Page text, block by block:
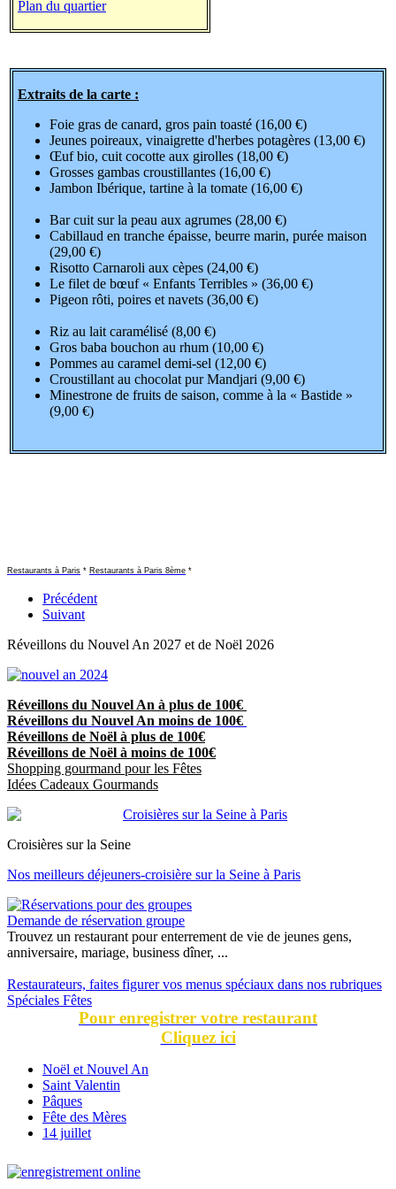
Plan du quartier
Extraits de la carte :
Foie gras de canard, gros pain toasté (16,00 €)
Jeunes poireaux, vinaigrette d'herbes potagères (13,00 €)
Œuf bio, cuit cocotte aux girolles (18,00 €)
Grosses gambas croustillantes (16,00 €)
Jambon Ibérique, tartine à la tomate (16,00 €)
Bar cuit sur la peau aux agrumes (28,00 €)
Cabillaud en tranche épaisse, beurre marin, purée maison
(29,00 €)
Risotto Carnaroli aux cèpes (24,00 €)
Le filet de bœuf « Enfants Terribles » (36,00 €)
Pigeon rôti, poires et navets (36,00 €)
Riz au lait caramélisé (8,00 €)
Gros baba bouchon au rhum (10,00 €)
Pommes au caramel demi-sel (12,00 €)
Croustillant au chocolat pur Mandjari (9,00 €)
Minestrone de fruits de saison, comme à la « Bastide »
(9,00 €)
Restaurants à Paris * Restaurants à Paris 8ème *
Précédent
Suivant
Réveillons du Nouvel An 2027 et de Noël 2026
Réveillons du Nouvel An à plus de 100€
Réveillons du Nouvel An moins de 100€
Réveillons de Noël à plus de 100€
Réveillons de Noël à moins de 100€
Shopping gourmand pour les Fêtes
Idées Cadeaux Gourmands
Croisières sur la Seine
Nos meilleurs déjeuners-croisière sur la Seine à Paris
Demande de réservation groupe
Trouvez un restaurant pour enterrement de vie de jeunes gens,
anniversaire, mariage, business dîner, ...
Restaurateurs, faites figurer vos menus spéciaux dans nos rubriques
Spéciales Fêtes
Pour enregistrer votre restaurant
Cliquez ici
Noël et Nouvel An
Saint Valentin
Pâques
Fête des Mères
14 juillet